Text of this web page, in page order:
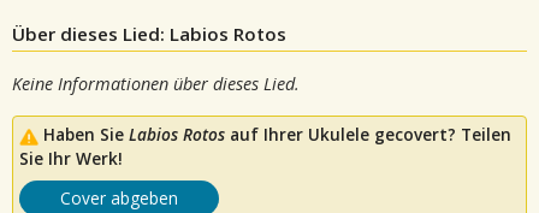
Über dieses Lied: Labios Rotos
Keine Informationen über dieses Lied.
Haben Sie Labios Rotos auf Ihrer Ukulele gecovert? Teilen
Sie Ihr Werk!
Cover abgeben